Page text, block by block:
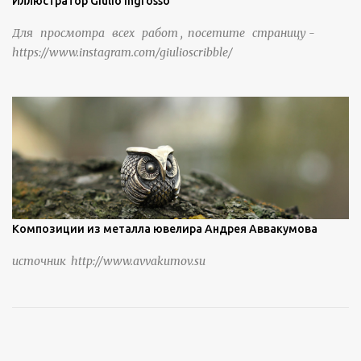
Для просмотра всех работ , посетите страницу -
https://www.instagram.com/giulioscribble/
Композиции из металла ювелира Андрея Аввакумова
источник http://www.avvakumov.su